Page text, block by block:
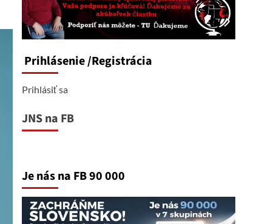
Prihlásenie/Registrácia
Prihlásiť sa
JNS na FB
Je nás na FB 90 000